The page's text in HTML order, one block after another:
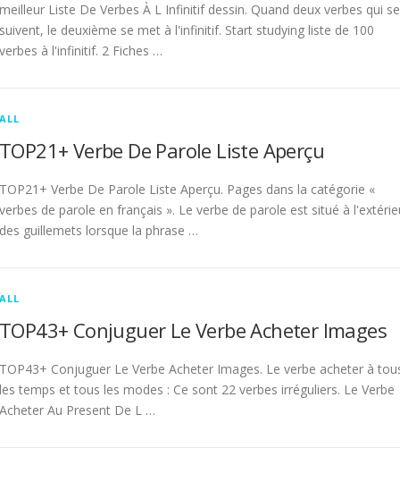
meilleur Liste De Verbes À L Infinitif dessin. Quand deux verbes qui se
suivent, le deuxième se met à l'infinitif. Start studying liste de 100
verbes à l'infinitif. 2 Fiches …
ALL
TOP21+ Verbe De Parole Liste Aperçu
TOP21+ Verbe De Parole Liste Aperçu. Pages dans la catégorie «
verbes de parole en français ». Le verbe de parole est situé à
des guillemets lorsque la phrase …
ALL
TOP43+ Conjuguer Le Verbe Acheter Images
TOP43+ Conjuguer Le Verbe Acheter Images. Le verbe acheter à
les temps et tous les modes : Ce sont 22 verbes irréguliers. Le Verbe
Acheter Au Present De L …